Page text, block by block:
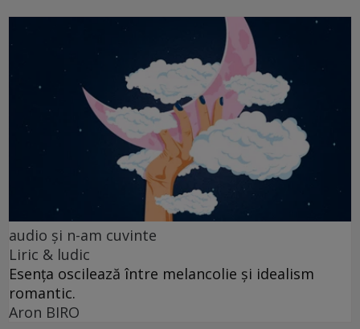
audio şi n-am cuvinte
Liric & ludic
Esența oscilează între melancolie și idealism
romantic.
Aron BIRO